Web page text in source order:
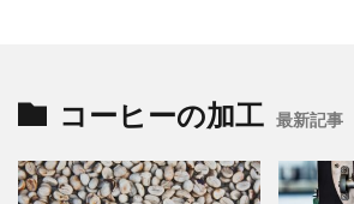
コーヒーの加工 最新記事